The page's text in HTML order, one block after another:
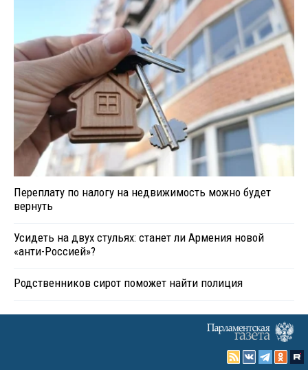
Переплату по налогу на недвижимость можно будет
вернуть
Усидеть на двух стульях: станет ли Армения новой
«анти-Россией»?
Родственников сирот поможет найти полиция